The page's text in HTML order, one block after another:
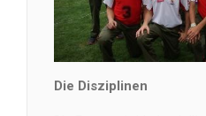
Die Disziplinen